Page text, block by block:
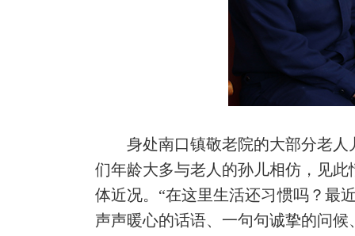
身处南口镇敬老院的大部分老
们年龄大多与老人的孙儿相仿，见
体近况。“在这里生活还习惯吗？最
声声暖心的话语、一句句诚挚的问